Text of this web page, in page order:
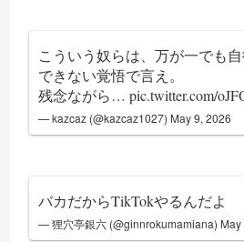
こういう奴らは、万が一でも
できない覚悟で言え。
残念ながら…pic.twitter.com/
— kazcaz (@kazcaz1027) May 9, 2026
バカだからTikTokやるんだよ
— 狸穴亭銀六 (@ginnrokumamiana)